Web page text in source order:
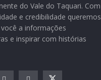
do Vale do Taquari. Com
e credibilidade queremos
a informações
e inspirar com histórias